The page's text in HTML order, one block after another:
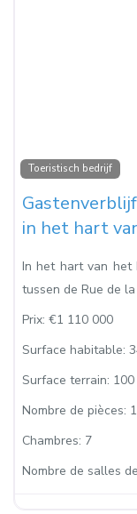
Toeristisch bedrijf
in het hart
In het hart van het
tussen de Rue de
Prix: €1 110 000
Surface habitable:
Surface terrain: 100
Nombre de pièces:
Chambres: 7
Nombre de salles